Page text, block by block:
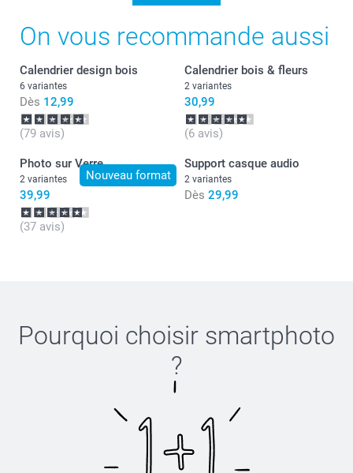
On vous recommande aussi
Calendrier design bois
6 variantes
Dès 12,99
(79 avis)
Calendrier bois & fleurs
2 variantes
30,99
(6 avis)
Nouveau format
Photo sur Verre
2 variantes
39,99
(37 avis)
Support casque audio
2 variantes
Dès 29,99
Pourquoi choisir smartphoto
?